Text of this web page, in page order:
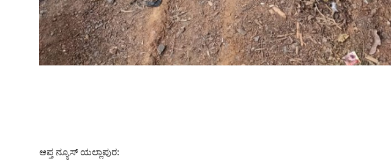
ಆಪ್ತ ನ್ಯೂಸ್ ಯಲ್ಲಾಪುರ: